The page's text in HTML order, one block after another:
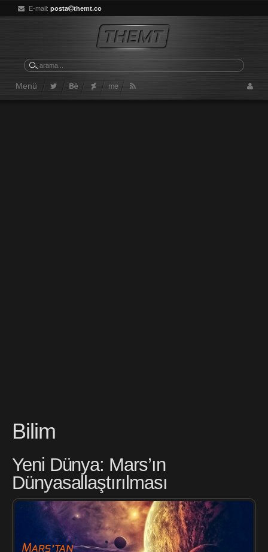
E-mail: posta themt.co
Menü me
Bilim
Yeni Dünya: Mars’ın
Dünyasallaştırılması